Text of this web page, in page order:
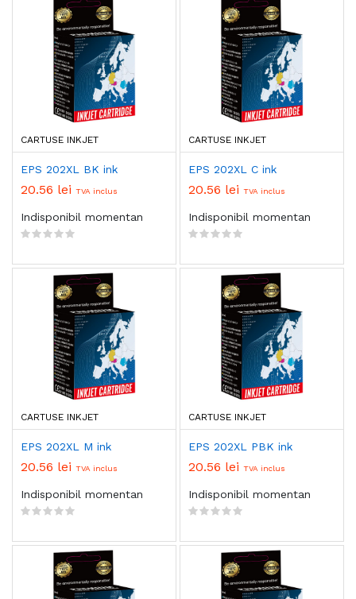
CARTUSE INKJET
EPS 202XL BK ink
20.56 lei TVA inclus
Indisponibil momentan
CARTUSE INKJET
EPS 202XL C ink
20.56 lei TVA inclus
Indisponibil momentan
CARTUSE INKJET
EPS 202XL M ink
20.56 lei TVA inclus
Indisponibil momentan
CARTUSE INKJET
EPS 202XL PBK ink
20.56 lei TVA inclus
Indisponibil momentan